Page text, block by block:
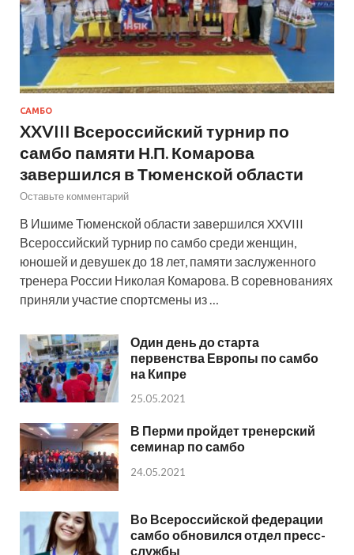
САМБО
XXVIII Всероссийский турнир по
самбо памяти Н.П. Комарова
завершился в Тюменской области
Оставьте комментарий
В Ишиме Тюменской области завершился XXVIII
Всероссийский турнир по самбо среди женщин,
юношей и девушек до 18 лет, памяти заслуженного
тренера России Николая Комарова. В соревнованиях
приняли участие спортсмены из …
Один день до старта
первенства Европы по самбо
на Кипре
25.05.2021
В Перми пройдет тренерский
семинар по самбо
24.05.2021
Во Всероссийской федерации
самбо обновился отдел пресс-
службы